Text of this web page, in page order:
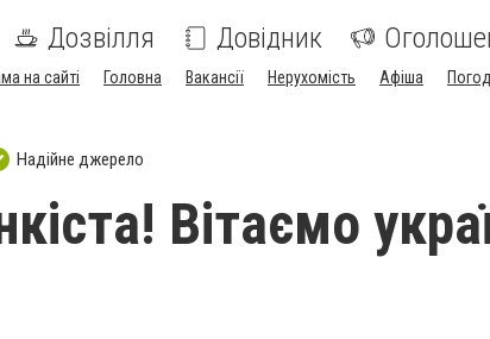
Дозвілля Довідник
на сайті Головна Вакансії Нерухомість Афіша
Надійне джерело
Вітаємо